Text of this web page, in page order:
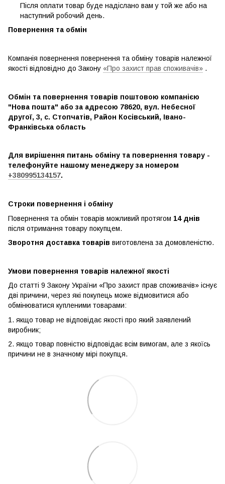
Після оплати товар буде надіслано вам у той же або на
наступний робочий день.
Повернення та обмін
Компанія повернення повернення та обміну товарів належної
якості відповідно до Закону «Про захист прав споживачів» .
Обмін та повернення товарів поштовою компанією
"Нова пошта" або за адресою 78620, вул. Небесної
другої, 3, с. Стопчатів, Район Косівський, Івано-
Франківська область
Для вирішення питань обміну та повернення товару -
телефонуйте нашому менеджеру за номером
+380995134157.
Строки повернення і обміну
Повернення та обмін товарів можливий протягом 14 днів
після отримання товару покупцем.
Зворотня доставка товарів виготовлена ​​за домовленістю.
Умови повернення товарів належної якості
До статті 9 Закону України «Про захист прав споживачів» існує
дві причини, через які покупець може відмовитися або
обмінюватися купленими товарами:
1. якщо товар не відповідає якості про який заявлений
виробник;
2. якщо товар повністю відповідає всім вимогам, але з якоїсь
причини не в значному мірі покупця.